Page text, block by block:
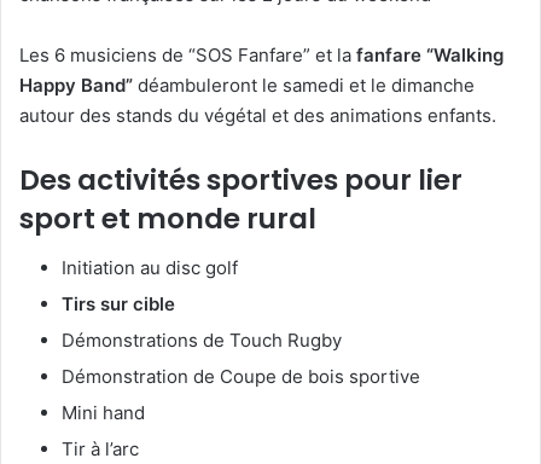
Les 6 musiciens de “SOS Fanfare” et la fanfare “Walking
Happy Band” déambuleront le samedi et le dimanche
autour des stands du végétal et des animations enfants.
Des activités sportives pour lier
sport et monde rural
Initiation au disc golf
Tirs sur cible
Démonstrations de Touch Rugby
Démonstration de Coupe de bois sportive
Mini hand
Tir à l’arc